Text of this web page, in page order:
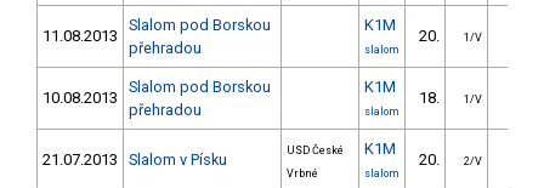
11.08.2013
Slalom pod Borskou
přehradou
K1M
slalom
20. 1/V
10.08.2013
Slalom pod Borskou
přehradou
K1M
slalom
18. 1/V
21.07.2013 Slalom v Písku
USD České
Vrbné
K1M
slalom
20. 2/V